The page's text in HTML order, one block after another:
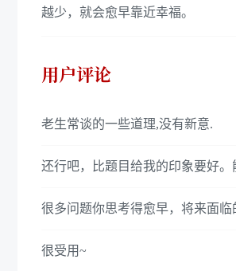
越少，就会愈早靠近幸福。
用户评论
老生常谈的一些道理,没有新意.
还行吧，比题目给我的印象要好。
很多问题你思考得愈早，将来面
很受用~